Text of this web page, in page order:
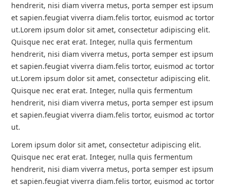
hendrerit, nisi diam viverra metus, porta semper est ipsum
et sapien.feugiat viverra diam.felis tortor, euismod ac tortor
ut.Lorem ipsum dolor sit amet, consectetur adipiscing elit.
Quisque nec erat erat. Integer, nulla quis fermentum
hendrerit, nisi diam viverra metus, porta semper est ipsum
et sapien.feugiat viverra diam.felis tortor, euismod ac tortor
ut.Lorem ipsum dolor sit amet, consectetur adipiscing elit.
Quisque nec erat erat. Integer, nulla quis fermentum
hendrerit, nisi diam viverra metus, porta semper est ipsum
et sapien.feugiat viverra diam.felis tortor, euismod ac tortor
ut.
Lorem ipsum dolor sit amet, consectetur adipiscing elit.
Quisque nec erat erat. Integer, nulla quis fermentum
hendrerit, nisi diam viverra metus, porta semper est ipsum
et sapien.feugiat viverra diam.felis tortor, euismod ac tortor
Facebook
Twitter
LinkedIn
Youtube
HotLine
0909 676 110